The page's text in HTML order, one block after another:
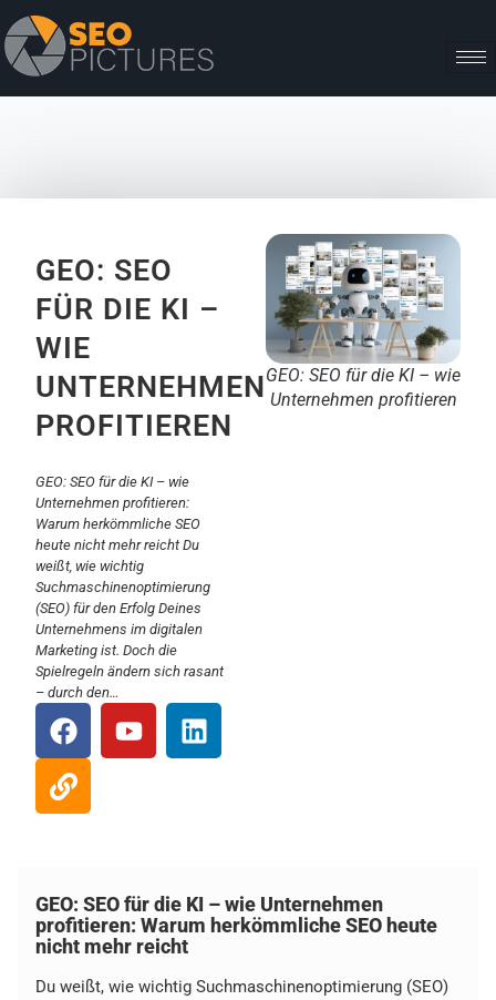
GEO: SEO
FÜR DIE KI –
WIE
UNTERNEHMEN
PROFITIEREN
GEO: SEO für die KI – wie
Unternehmen profitieren:
Warum herkömmliche SEO
heute nicht mehr reicht Du
weißt, wie wichtig
Suchmaschinenoptimierung
(SEO) für den Erfolg Deines
Unternehmens im digitalen
Marketing ist. Doch die
Spielregeln ändern sich rasant
– durch den…
GEO: SEO für die KI – wie
Unternehmen profitieren
GEO: SEO für die KI – wie Unternehmen
profitieren: Warum herkömmliche SEO heute
nicht mehr reicht
Du weißt, wie wichtig Suchmaschinenoptimierung (SEO)